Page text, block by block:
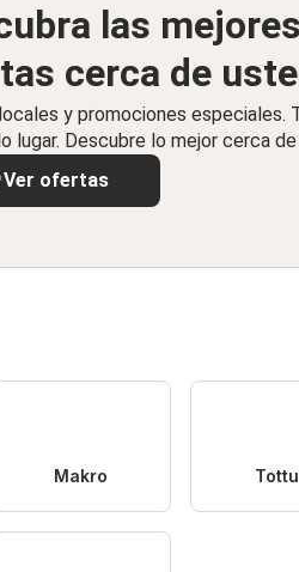
las mejores
cerca de
y promociones especiales.
lugar. Descubre lo mejor cerca
Ver ofertas
Makro